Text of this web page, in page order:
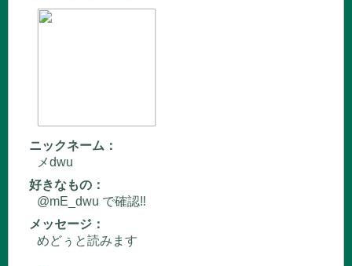
ニックネーム：
メdwu
好きなもの：
@mE_dwu で確認‼️
メッセージ：
めどぅと読みます